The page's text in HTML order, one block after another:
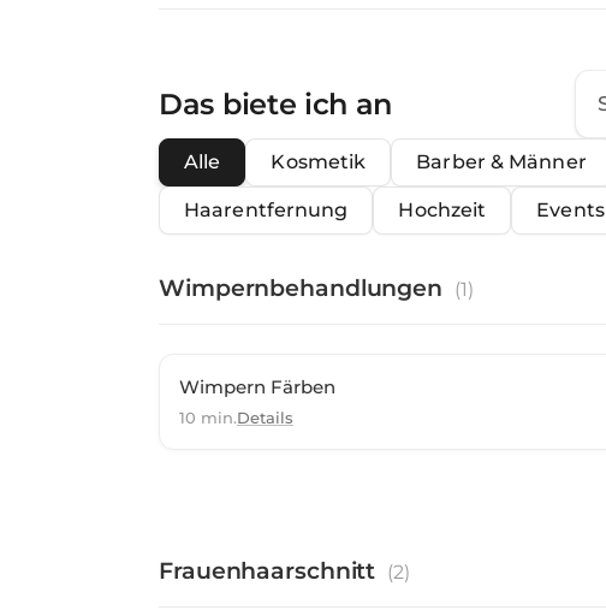
Das biete ich an
Alle Kosmetik Barber & Männer
Haarentfernung Hochzeit Events
Wimpernbehandlungen (1)
Wimpern Färben
10 min.Details
Frauenhaarschnitt (2)